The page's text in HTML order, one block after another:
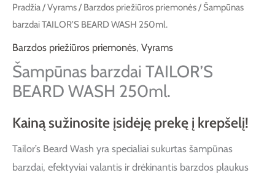
Pradžia/Vyrams/ Barzdos priežiūros priemonės/ Šampūnas
barzdai TAILOR’S BEARD WASH 250ml.
Barzdos priežiūros priemonės, Vyrams
Šampūnas barzdai TAILOR’S
BEARD WASH 250ml.
Kainą sužinosite įsidėję prekę į krepšelį!
Tailor’s Beard Wash yra specialiai sukurtas šampūnas
barzdai, efektyviai valantis ir drėkinantis barzdos plaukus